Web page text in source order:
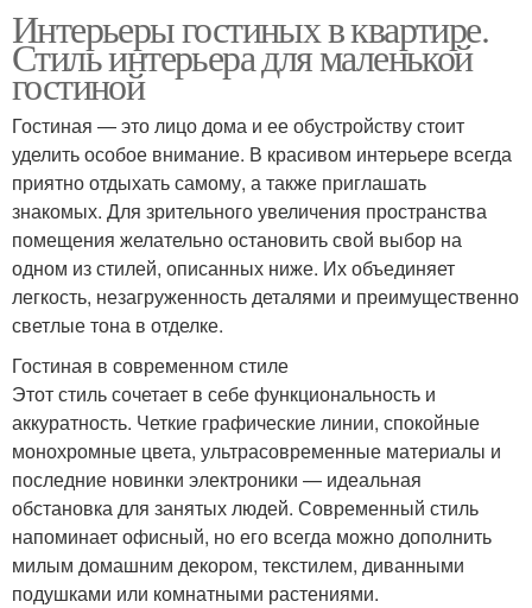
Интерьеры гостиных в квартире.
Стиль интерьера для маленькой
гостиной
Гостиная — это лицо дома и ее обустройству стоит
уделить особое внимание. В красивом интерьере всегда
приятно отдыхать самому, а также приглашать
знакомых. Для зрительного увеличения пространства
помещения желательно остановить свой выбор на
одном из стилей, описанных ниже. Их объединяет
легкость, незагруженность деталями и преимущественно
светлые тона в отделке.
Гостиная в современном стиле
Этот стиль сочетает в себе функциональность и
аккуратность. Четкие графические линии, спокойные
монохромные цвета, ультрасовременные материалы и
последние новинки электроники — идеальная
обстановка для занятых людей. Современный стиль
напоминает офисный, но его всегда можно дополнить
милым домашним декором, текстилем, диванными
подушками или комнатными растениями.